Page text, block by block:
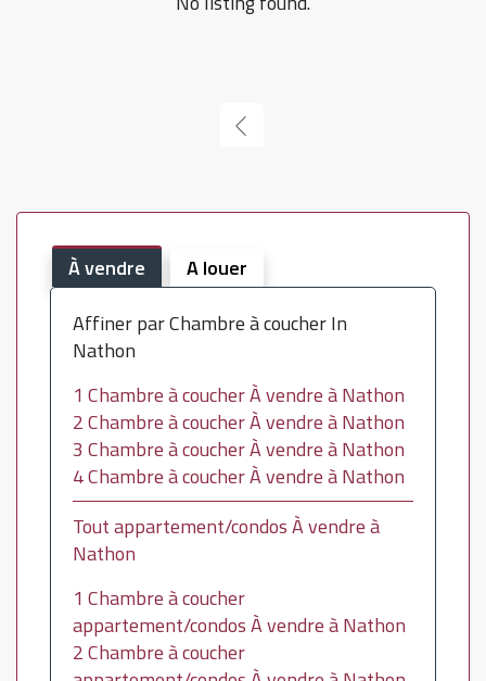
À vendre
A louer
Affiner par Chambre à coucher In
Nathon
1 Chambre à coucher À vendre à Nathon
2 Chambre à coucher À vendre à Nathon
3 Chambre à coucher À vendre à Nathon
4 Chambre à coucher À vendre à Nathon
Tout appartement/condos À vendre à
Nathon
1 Chambre à coucher
appartement/condos À vendre à Nathon
2 Chambre à coucher